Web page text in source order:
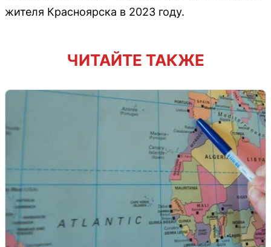
жителя Красноярска в 2023 году.
ЧИТАЙТЕ ТАКЖЕ